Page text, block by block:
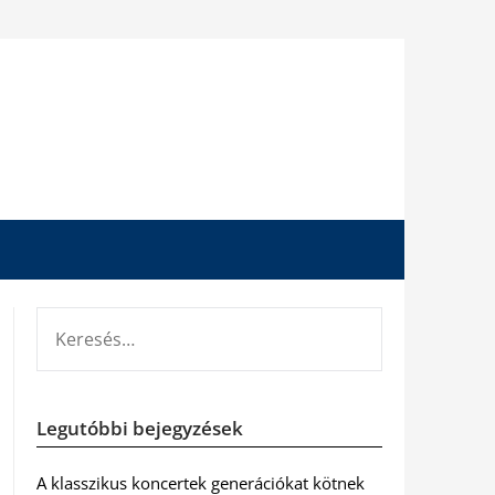
Legutóbbi bejegyzések
A klasszikus koncertek generációkat kötnek